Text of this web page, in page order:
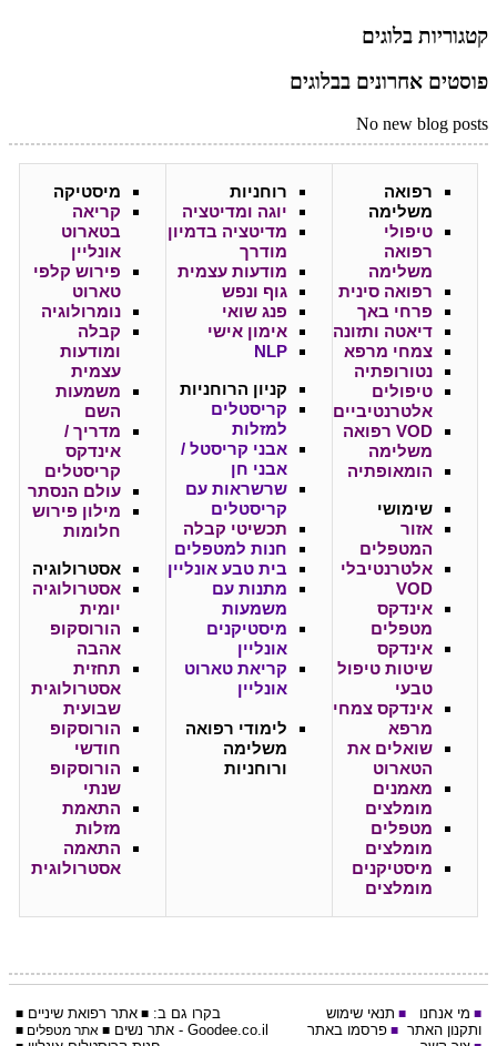
קטגוריות בלוגים
פוסטים אחרונים בבלוגים
No new blog posts
רפואה
משלימה
טיפולי
רפואה
משלימה
רפואה סינית
פרחי באך
דיאטה ותזונה
צמחי מרפא
נטורופתיה
טיפולים
אלטרנטיביים
VOD רפואה
משלימה
הומאופתיה
שימושי
אזור
המטפלים
אלטרנטיבלי
VOD
אינדקס
מטפלים
אינדקס
שיטות טיפול
טבעי
אינדקס צמחי
מרפא
שואלים את
הטארוט
מאמנים
מומלצים
מטפלים
מומלצים
מיסטיקנים
מומלצים
רוחניות
יוגה ומדיטציה
מדיטציה בדמיון
מודרך
מודעות עצמית
גוף ונפש
פנג שואי
אימון אישי
NLP
קניון הרוחניות
קריסטלים
למזלות
אבני קריסטל /
אבני חן
שרשראות עם
קריסטלים
תכשיטי קבלה
חנות למטפלים
בית טבע אונליין
מתנות עם
משמעות
מיסטיקנים
אונליין
קריאת טארוט
אונליין
לימודי רפואה
משלימה
ורוחניות
מיסטיקה
קריאה
בטארוט
אונליין
פירוש קלפי
טארוט
נומרולוגיה
קבלה
ומודעות
עצמית
משמעות
השם
מדריך /
אינדקס
קריסטלים
עולם הנסתר
מילון פירוש
חלומות
אסטרולוגיה
אסטרולוגיה
יומית
הורוסקופ
אהבה
תחזית
אסטרולוגית
שבועית
הורוסקופ
חודשי
הורוסקופ
שנתי
התאמת
מזלות
התאמה
אסטרולוגית
■ מי אנחנו ■ תנאי שימוש
ותקנון האתר ■ פרסמו באתר
בקרו גם ב: ■ אתר רפואת שיניים ■
Goodee.co.il - אתר נשים ■ אתר מטפלים ■